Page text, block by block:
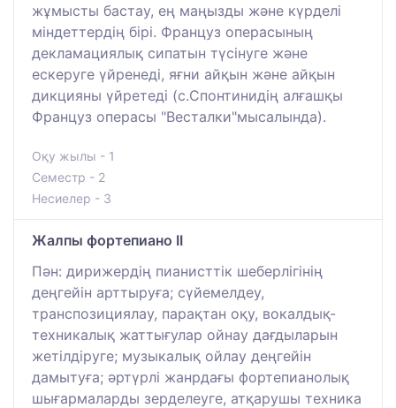
жұмысты бастау, ең маңызды және күрделі
міндеттердің бірі. Француз операсының
декламациялық сипатын түсінуге және
ескеруге үйренеді, яғни айқын және айқын
дикцияны үйретеді (с.Спонтинидің алғашқы
Француз операсы "Весталки"мысалында).
Оқу жылы - 1
Семестр - 2
Несиелер - 3
Жалпы фортепиано II
Пән: дирижердің пианисттік шеберлігінің
деңгейін арттыруға; сүйемелдеу,
транспозициялау, парақтан оқу, вокалдық-
техникалық жаттығулар ойнау дағдыларын
жетілдіруге; музыкалық ойлау деңгейін
дамытуға; әртүрлі жанрдағы фортепианолық
шығармаларды зерделеуге, атқарушы техника